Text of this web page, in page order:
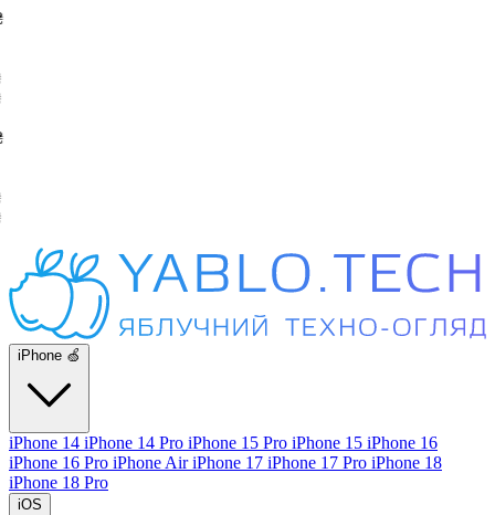
iPhone 🍏
iPhone 14 iPhone 14 Pro iPhone 15 Pro iPhone 15 iPhone 16
iPhone 16 Pro iPhone AiriPhone 17 iPhone 17 Pro iPhone 18
iPhone 18 Pro
iOS